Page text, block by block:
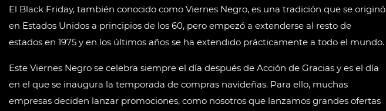
El Black Friday, también conocido como Viernes Negro, es una tradición que se originó
en Estados Unidos a principios de los 60, pero empezó a extenderse al resto de
estados en 1975 y en los últimos años se ha extendido prácticamente a todo el mundo.
Este Viernes Negro se celebra siempre el día después de Acción de Gracias y es el día
en el que se inaugura la temporada de compras navideñas. Para ello, muchas
empresas deciden lanzar promociones, como nosotros que lanzamos grandes ofertas